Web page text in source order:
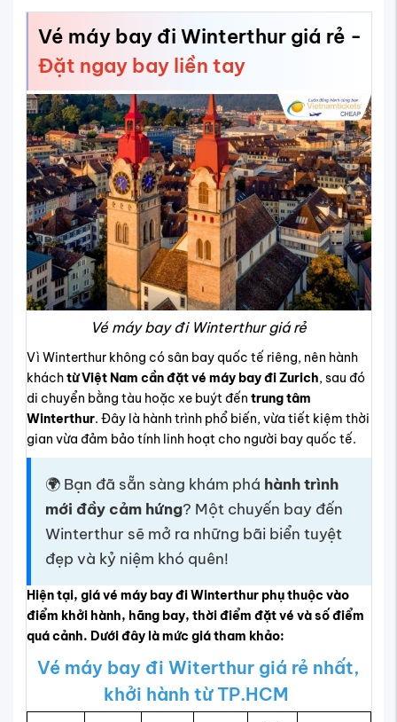
Vé máy bay đi Winterthur giá rẻ -
Đặt ngay bay liền tay
Vé máy bay đi Winterthur giá rẻ
Vì Winterthur không có sân bay quốc tế riêng, nên hành
kháchtừ Việt Nam cần đặt vé máy bay đi Zurich, sau đó
di chuyển bằng tàu hoặc xe buýt đến trung tâm
Winterthur. Đây là hành trình phổ biến, vừa tiết kiệm thời
gian vừa đảm bảo tính linh hoạt cho người bay quốc tế.
🌍 Bạn đã sẵn sàng khám phá hành trình
mới đầy cảm hứng? Một chuyến bay đến
Winterthur sẽ mở ra những bãi biển tuyệt
đẹp và kỷ niệm khó quên!
Hiện tại, giá vé máy bay đi Winterthur phụ thuộc vào
điểm khởi hành, hãng bay, thời điểm đặt vé và số điểm
quá cảnh. Dưới đây là mức giá tham khảo:
Vé máy bay đi Witerthur giá rẻ nhất,
khởi hành từ TP.HCM